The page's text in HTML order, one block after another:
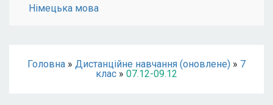
Німецька мова
Головна » Дистанційне навчання (оновлене) » 7
клас » 07.12-09.12